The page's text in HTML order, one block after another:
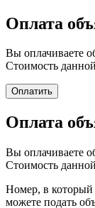
Оплата
Вы оплачиваете
Стоимость
Оплата
Вы оплачиваете
Стоимость
Номер, в
можете подать